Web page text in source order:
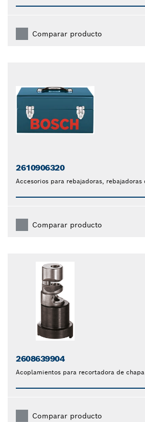
Comparar producto
2610906320
Accesorios para rebajadoras, rebajadoras
Comparar producto
2608639904
Acoplamientos para recortadora de chapa
Comparar producto